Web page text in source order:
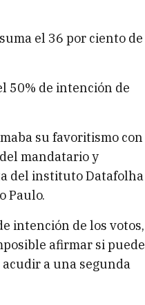
el 36 por ciento de
50% de intención de
su favoritismo con
mandatario y
del instituto Datafolha
Paulo.
intención de los votos,
afirmar si puede
a una segunda